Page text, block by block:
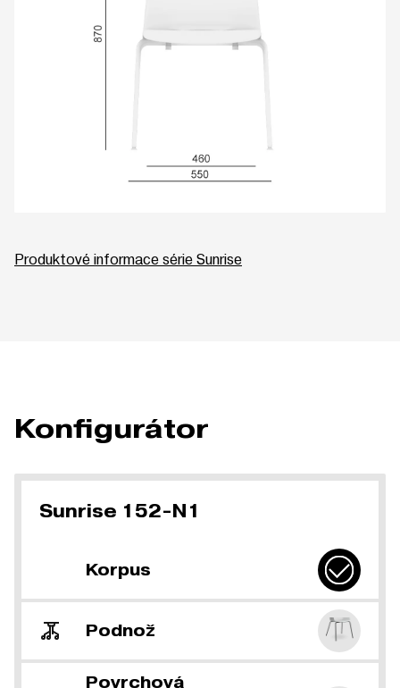
Produktové informace série Sunrise
Konfigurátor
Sunrise 152-N1
Korpus
Podnož
Povrchová